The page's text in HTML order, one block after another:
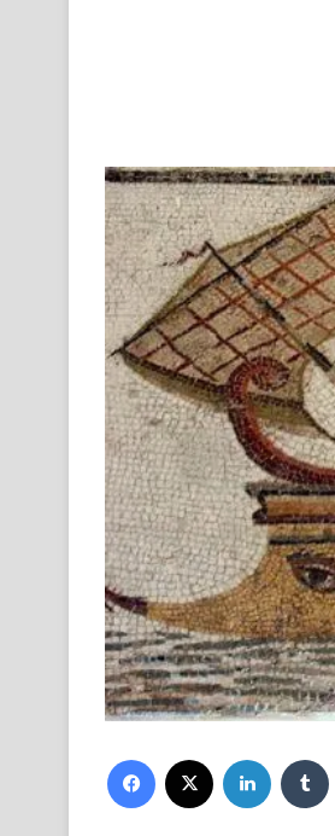
Facebook LinkedIn